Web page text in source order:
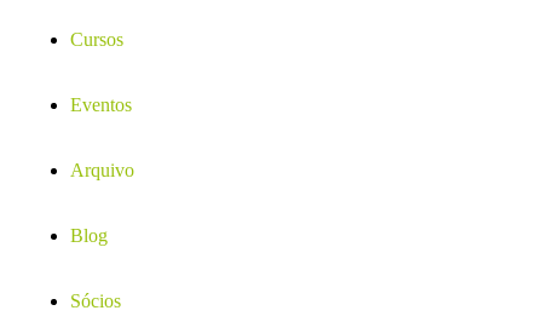
Cursos
Eventos
Arquivo
Blog
Sócios